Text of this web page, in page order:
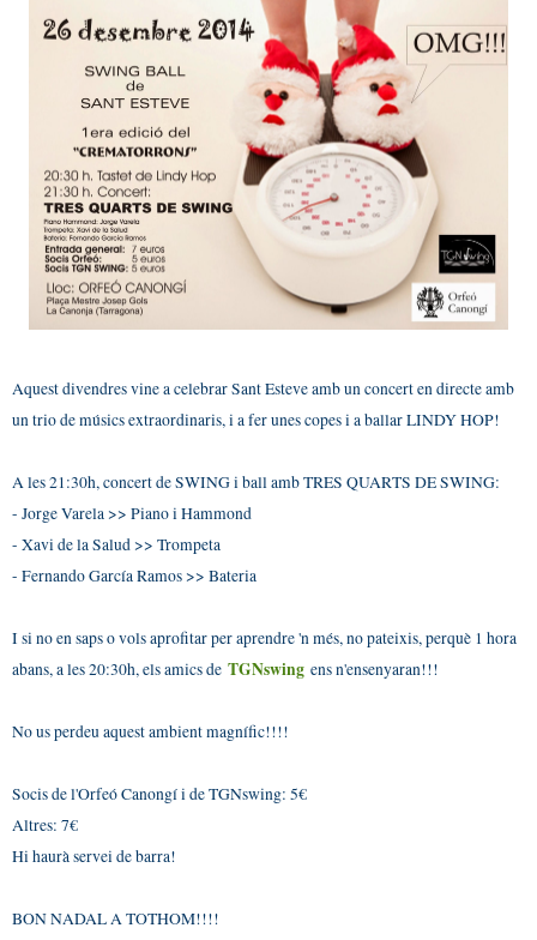
Aquest divendres vine a celebrar Sant Esteve amb un concert en directe amb
un trio de músics extraordinaris, i a fer unes copes i a ballar LINDY HOP!
A les 21:30h, concert de SWING i ball amb TRES QUARTS DE SWING:
- Jorge Varela >> Piano i Hammond
- Xavi de la Salud >> Trompeta
- Fernando García Ramos >> Bateria
I si no en saps o vols aprofitar per aprendre 'n més, no pateixis, perquè 1 hora
abans, a les 20:30h, els amics de TGNswing ens n'ensenyaran!!!
No us perdeu aquest ambient magnífic!!!!
Socis de l'Orfeó Canongí i de TGNswing: 5€
Altres: 7€
Hi haurà servei de barra!
BON NADAL A TOTHOM!!!!